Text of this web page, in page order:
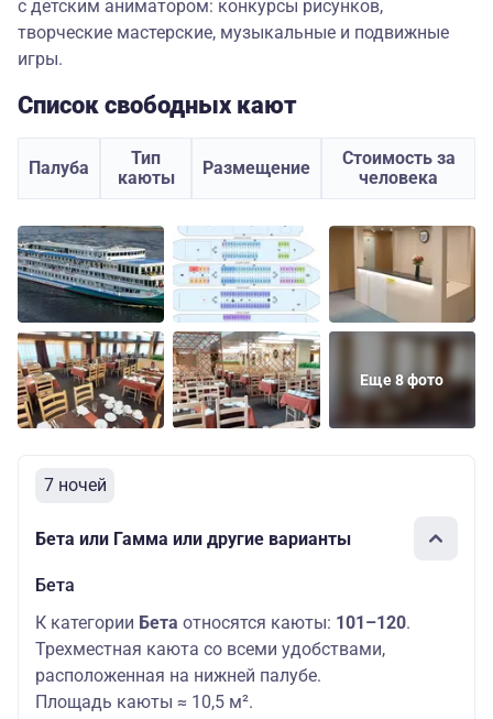
с детским аниматором: конкурсы рисунков,
творческие мастерские, музыкальные и подвижные
игры.
Список свободных кают
Палуба
Тип
каюты
Размещение
Стоимость за
человека
Еще 8 фото
7 ночей
Бета или Гамма или другие варианты
Бета
К категории Бета относятся каюты: 101–120.
Трехместная каюта со всеми удобствами,
расположенная на нижней палубе.
Площадь каюты ≈ 10,5 м².